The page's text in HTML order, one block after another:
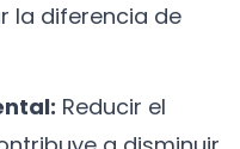
la diferencia de
Reducir el